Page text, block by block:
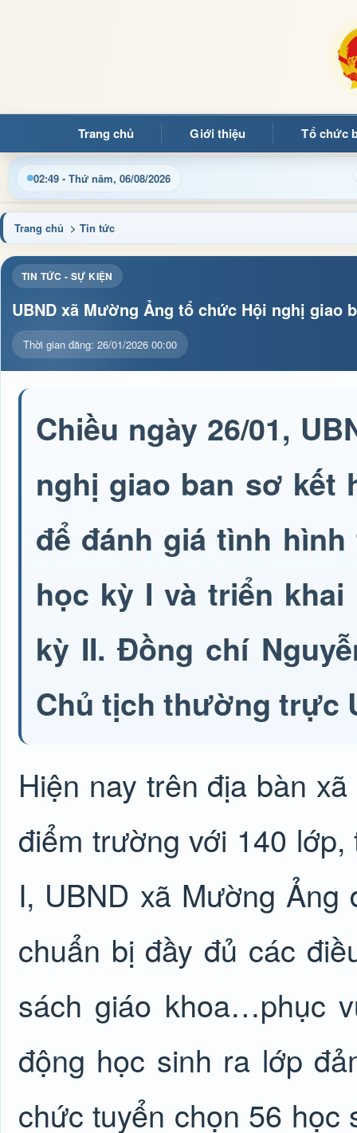
Trang chủ Giới thiệu Tổ chức
02:49 - Thứ năm, 06/08/2026
Cập nhật thông tin điều hành, thủ tục hành chính và tin
Trang chủ > Tin tức
TIN TỨC - SỰ KIỆN
UBND xã Mường Ảng tổ chức Hội nghị giao
Thời gian đăng: 26/01/2026 00:00
Chiều ngày 26/01,
nghị giao ban sơ kết
để đánh giá tình
học kỳ I và triển
kỳ II. Đồng chí
Chủ tịch thường trực
Hiện nay trên địa bàn
điểm trường với 140
I, UBND xã Mường
chuẩn bị đầy đủ các
sách giáo khoa…phục
động học sinh ra lớp
chức tuyển chọn 56 học